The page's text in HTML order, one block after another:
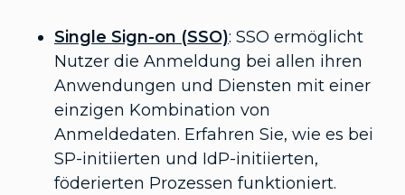
Single Sign-on (SSO): SSO ermöglicht
Nutzer die Anmeldung bei allen ihren
Anwendungen und Diensten mit einer
einzigen Kombination von
Anmeldedaten. Erfahren Sie, wie es bei
SP-initiierten und IdP-initiierten,
föderierten Prozessen funktioniert.